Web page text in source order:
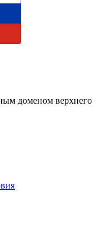
доменом верхнего